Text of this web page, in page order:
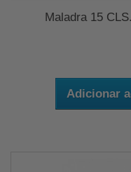
Maladra 15
Adicionar